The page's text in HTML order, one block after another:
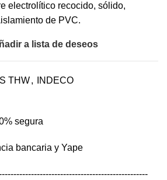
electrolítico recocido, sólido,
de PVC.
a lista de deseos
THW, INDECO
segura
bancaria y Yape